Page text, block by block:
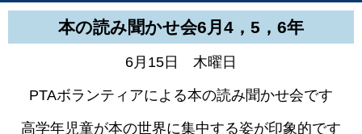
本の読み聞かせ会6月4，5，6年
6月15日 木曜日
PTAボランティアによる本の読み聞かせ会です
高学年児童が本の世界に集中する姿が印象的です